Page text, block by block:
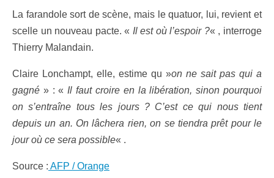
La farandole sort de scène, mais le quatuor, lui, revient et
scelle un nouveau pacte. « Il est où l’espoir ?« , interroge
Thierry Malandain.
Claire Lonchampt, elle, estime qu »on ne sait pas qui a
gagné » : « Il faut croire en la libération, sinon pourquoi
on s’entraîne tous les jours ? C’est ce qui nous tient
depuis un an. On lâchera rien, on se tiendra prêt pour le
jour où ce sera possible« .
Source : AFP / Orange